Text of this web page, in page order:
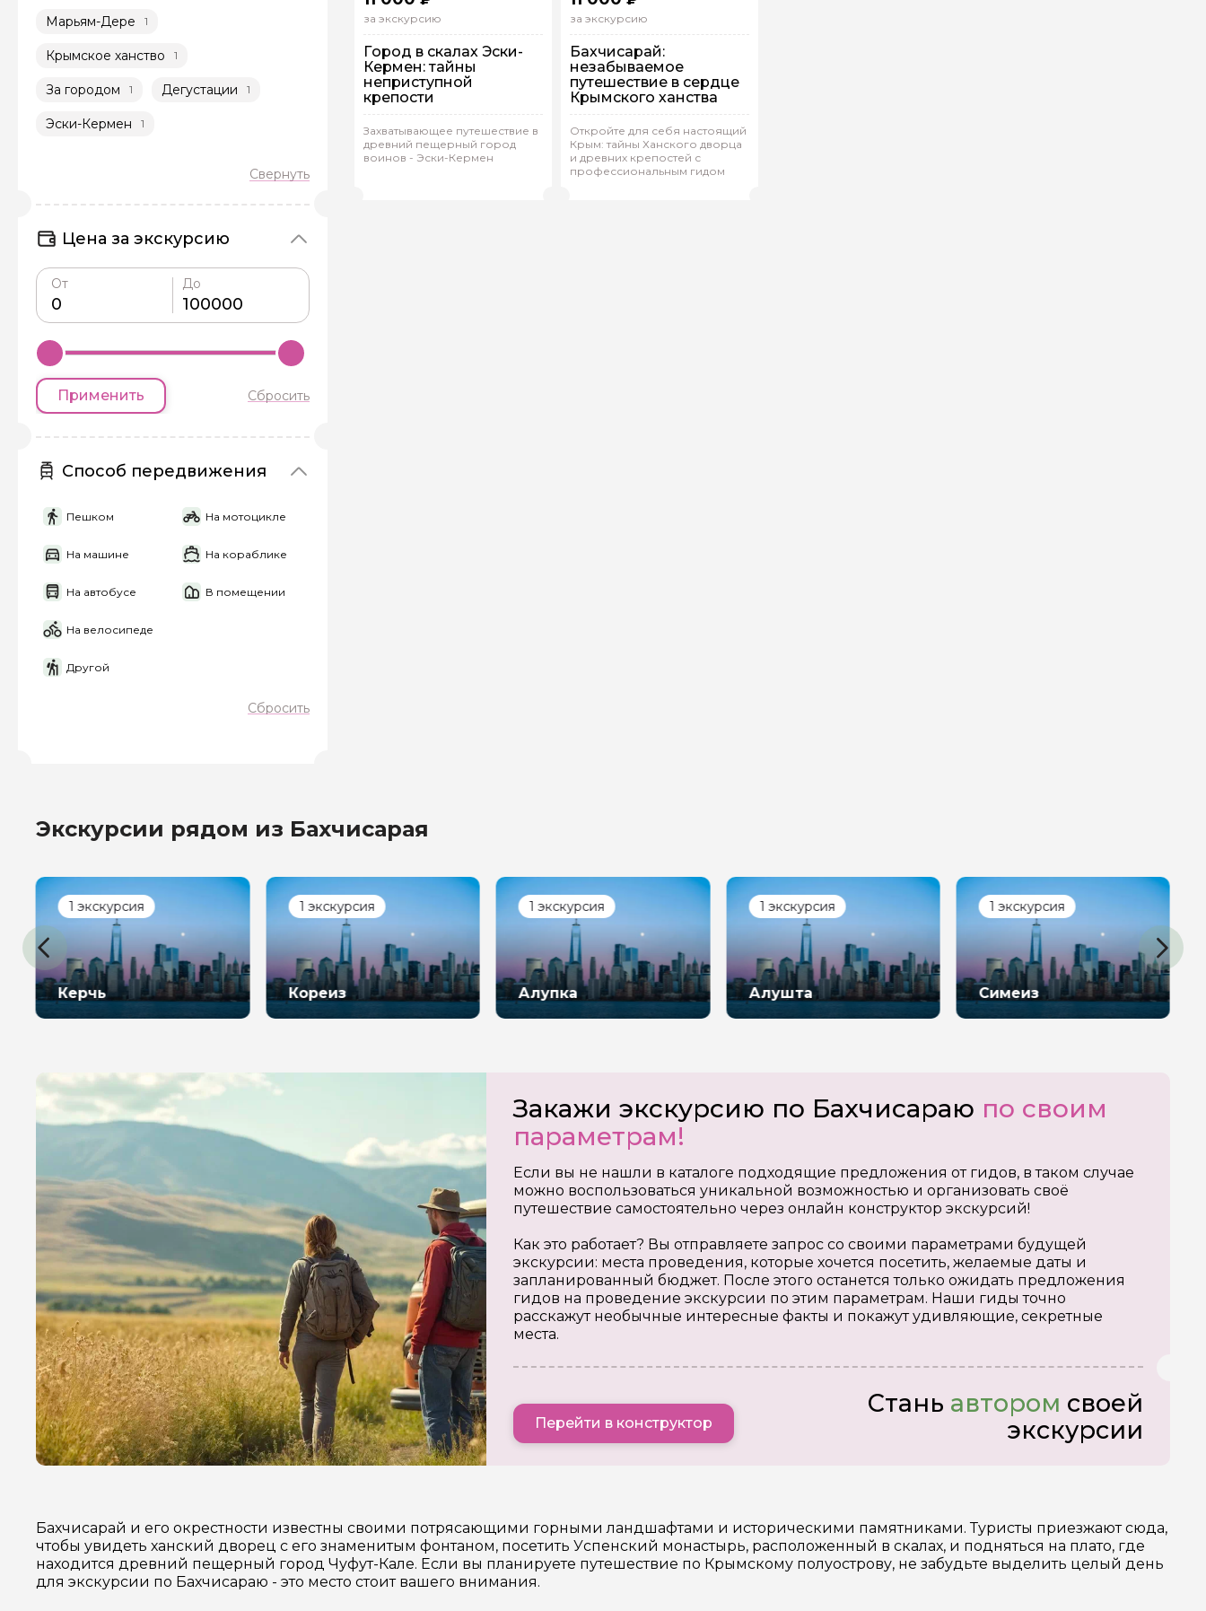
Марьям-Дере 1
Крымское ханство 1
За городом 1 Дегустации 1
Эски-Кермен 1
Цена за экскурсию
От До
Применить Сбросить
Способ передвижения
Пешком На мотоцикле
На машине На кораблике
На автобусе В помещении
На велосипеде
Другой
Сбросить
за экскурсию
Город в скалах Эски-
Кермен: тайны
неприступной
крепости
Захватывающее путешествие в
древний пещерный город
воинов - Эски-Кермен
Индивидуальная Другой
за экскурсию
Бахчисарай:
незабываемое
путешествие в сердце
Крымского ханства
Откройте для себя настоящий
Крым: тайны Ханского дворца
и древних крепостей с
профессиональным гидом
Юлия.Д 176
Индивидуальная Другой
Экскурсии рядом из Бахчисарая
1 экскурсия
Керчь
1 экскурсия
Кореиз
1 экскурсия
Алупка
1 экскурсия
Алушта
1 экскурсия
Симеиз
Закажи экскурсию по Бахчисараю по своим
параметрам!
Если вы не нашли в каталоге подходящие предложения от гидов, в таком случае
можно воспользоваться уникальной возможностью и организовать своё
путешествие самостоятельно через онлайн конструктор экскурсий!
Как это работает? Вы отправляете запрос со своими параметрами будущей
экскурсии: места проведения, которые хочется посетить, желаемые даты и
запланированный бюджет. После этого останется только ожидать предложения
гидов на проведение экскурсии по этим параметрам. Наши гиды точно
расскажут необычные интересные факты и покажут удивляющие, секретные
места.
Перейти в конструктор
Стань автором своей
экскурсии
Бахчисарай и его окрестности известны своими потрясающими горными ландшафтами и историческими памятниками. Туристы приезжают сюда,
чтобы увидеть ханский дворец с его знаменитым фонтаном, посетить Успенский монастырь, расположенный в скалах, и подняться на плато, где
находится древний пещерный город Чуфут-Кале. Если вы планируете путешествие по Крымскому полуострову, не забудьте выделить целый день
для экскурсии по Бахчисараю - это место стоит вашего внимания.
Я даю своё согласие на обработку
Отправить